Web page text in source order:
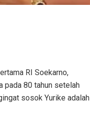
RI Soekarno,
pada 80 tahun setelah
sosok Yurike adalah